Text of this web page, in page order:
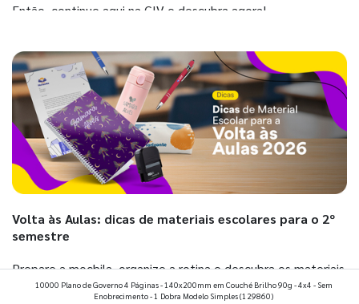
Então, continue aqui na GIV e descubra agora!
Volta às Aulas: dicas de materiais escolares para o 2º
semestre
Prepare a mochila, organize a rotina e descubra os materiais
que fazem toda diferença para começar o segundo
10000 Plano de Governo 4 Páginas - 140x200mm em Couché Brilho 90g - 4x4 - Sem
Enobrecimento - 1 Dobra Modelo Simples(129860)